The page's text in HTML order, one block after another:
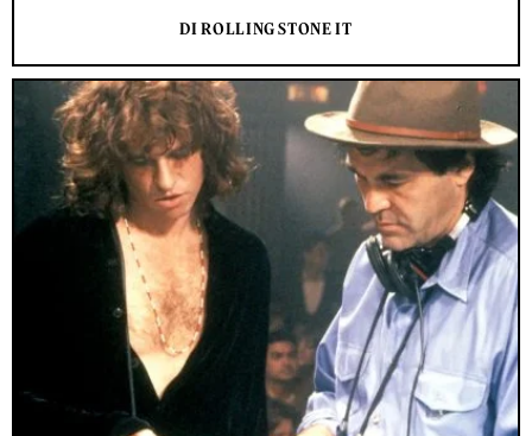
DI ROLLING STONE IT